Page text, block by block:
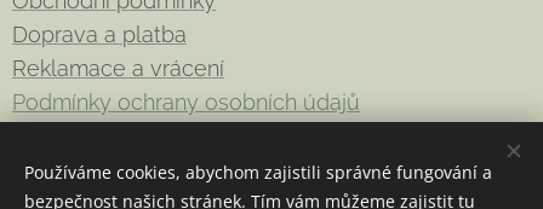
Doprava a platba
Reklamace a vrácení
Podmínky ochrany osobních údajů
Používáme cookies, abychom zajistili správné fungování a
bezpečnost našich stránek. Tím vám můžeme zajistit tu